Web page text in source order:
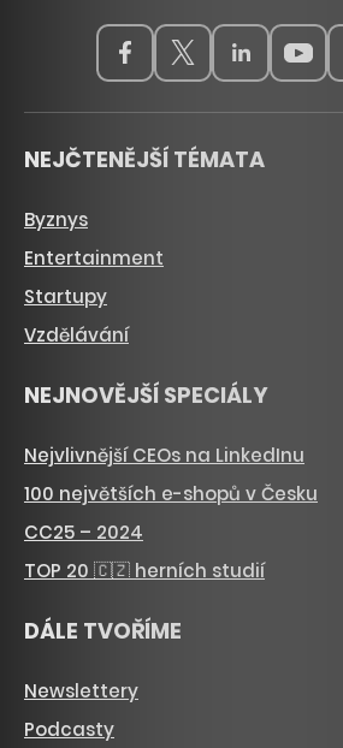
NEJČTENĚJŠÍ TÉMATA
Byznys
Entertainment
Startupy
Vzdělávání
NEJNOVĚJŠÍ SPECIÁLY
Nejvlivnější CEOs na LinkedInu
100 největších e-shopů v Česku
CC25 – 2024
TOP 20 🇨🇿 herních studií
DÁLE TVOŘÍME
Newslettery
Podcasty